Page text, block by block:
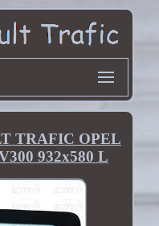
TRAFIC OPEL
932x580 L